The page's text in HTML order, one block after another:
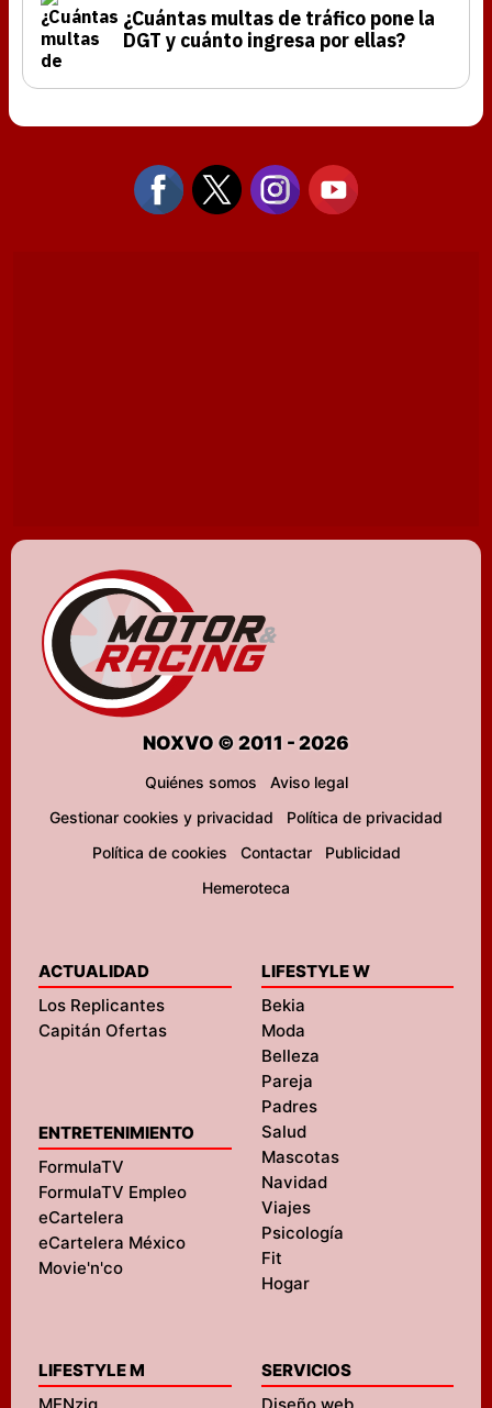
¿Cuántas multas de tráfico pone la
DGT y cuánto ingresa por ellas?
NOXVO © 2011 - 2026
Quiénes somos
Aviso legal
Gestionar cookies y privacidad
Política de privacidad
Política de cookies
Contactar
Publicidad
Hemeroteca
ACTUALIDAD
Los Replicantes
Capitán Ofertas
ENTRETENIMIENTO
FormulaTV
FormulaTV Empleo
eCartelera
eCartelera México
Movie'n'co
LIFESTYLE W
Bekia
Moda
Belleza
Pareja
Padres
Salud
Mascotas
Navidad
Viajes
Psicología
Fit
Hogar
LIFESTYLE M
SERVICIOS